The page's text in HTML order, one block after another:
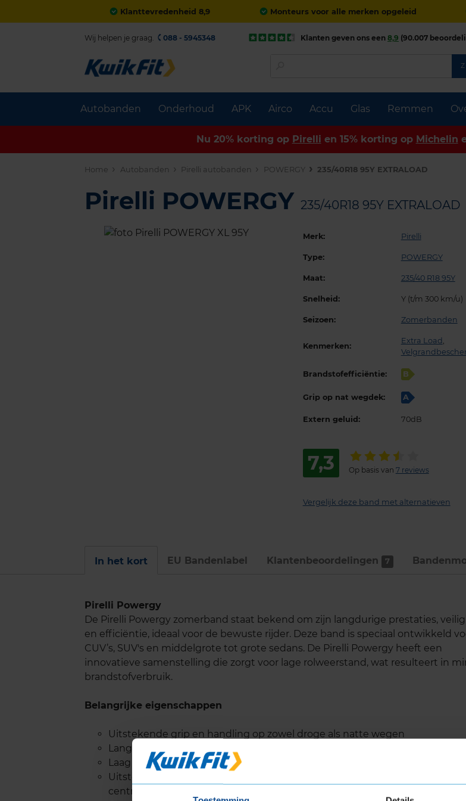
Klanttevredenheid 8,9 Monteurs voor alle merken opgeleid
Autobanden Onderhoud APK Airco Accu Glas Remmen
Wij helpen je graag. 088 - 5945348 Klanten geven ons een 8,9 (90.007
Nu 20% korting op Pirelli en 15% korting op Michelin
Home Autobanden Pirelli autobanden POWERGY 235/40R18 95Y EXTRALOAD
Pirelli POWERGY 235/40R18 95Y EXTRALOAD
Merk: Pirelli
Type: POWERGY
Maat: 235/40 R18 95Y
Snelheid: Y (t/m 300 km/u)
Seizoen: Zomerbanden
Kenmerken:
Extra Load ,
Brandstofefficiëntie: B
Grip op nat wegdek: A
Extern geluid: 70dB
7,3 Op basis van 7 reviews
Vergelijk deze band met alternatieven
In het kort EU Bandenlabel Klantenbeoordelingen 7
Pirelli Powergy
De Pirelli Powergy zomerband staat bekend om zijn langdurige prestaties,
en efficiëntie, ideaal voor de bewuste rijder. Deze band is speciaal ontwikkeld
CUV’s, SUV's en middelgrote tot grote sedans. De Pirelli Powergy heeft een
innovatieve samenstelling die zorgt voor lage rolweerstand, wat resulteert in
brandstofverbruik.
Belangrijke eigenschappen
Uitstekende grip en handling op zowel droge als natte wegen
Lange levensduur van het loopvlak
Laag wegdekgeluid voor een comfortabele rit
Uitstekende prestaties in remmen en handling bij nat weer dankzij de
centrale groeven